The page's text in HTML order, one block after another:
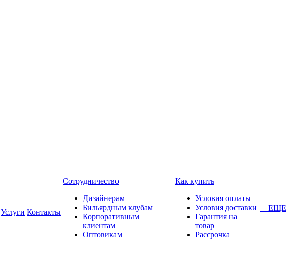
Услуги Контакты
Сотрудничество
Дизайнерам
Бильярдным клубам
Корпоративным
клиентам
Оптовикам
Как купить
Условия оплаты
Условия доставки
Гарантия на
товар
Рассрочка
+ ЕЩЕ